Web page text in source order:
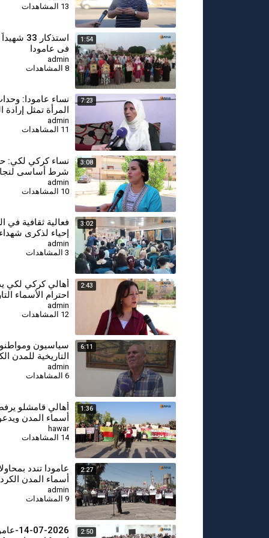
13 المشاهدات
1:54
استذكار
في عامودا
admin
8 المشاهدات
7:23
⁣نساء عامودا:
المرأة تمثل إرادة
ونطالب بالاعتراف
الدستور السوري
admin
11 المشاهدات
3:08
⁣نساء كركي لكي:
شرط أساسي
السلام وحل القضية
admin
10 المشاهدات
3:02
فعالية ثقافية في
إحياء لذكرى
تموز
admin
3 المشاهدات
2:43
أهالي كركي لكي
احترام الأسماء
للمدن والقرى
admin
12 المشاهدات
6:11
⁣سياسيون
التاريخية للمدن
من هوية المنطقة
admin
6 المشاهدات
1:36
أهالي قامشلو
أسماء المدن
احترام الهوية
hawar
14 المشاهدات
2:27
عامودا تندد
أسماء المدن
إلى احترام الهوية
admin
9 المشاهدات
2:50
14-07-